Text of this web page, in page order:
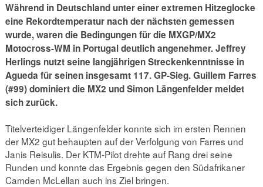
Während in Deutschland unter einer extremen Hitzeglocke
eine Rekordtemperatur nach der nächsten gemessen
wurde, waren die Bedingungen für die MXGP/MX2
Motocross-WM in Portugal deutlich angenehmer. Jeffrey
Herlings nutzt seine langjährigen Streckenkenntnisse in
Agueda für seinen insgesamt 117. GP-Sieg. Guillem Farres
(#99) dominiert die MX2 und Simon Längenfelder meldet
sich zurück.
Titelverteidiger Längenfelder konnte sich im ersten Rennen
der MX2 gut behaupten auf der Verfolgung von Farres und
Janis Reisulis. Der KTM-Pilot drehte auf Rang drei seine
Runden und konnte das Ergebnis gegen den Südafrikaner
Camden McLellan auch ins Ziel bringen.